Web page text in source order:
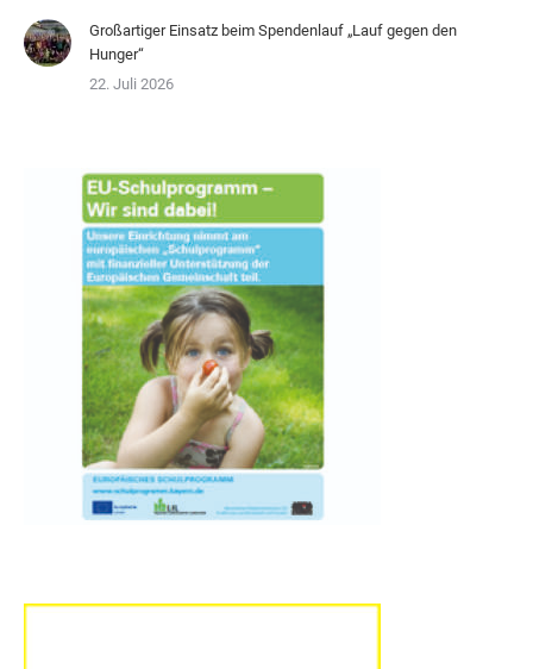
Großartiger Einsatz beim Spendenlauf „Lauf gegen den
Hunger“
22. Juli 2026